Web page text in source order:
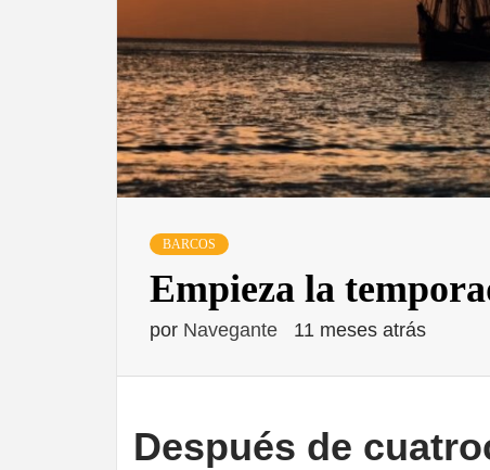
BARCOS
Empieza la
por Navegante 11 meses atrás
Después de